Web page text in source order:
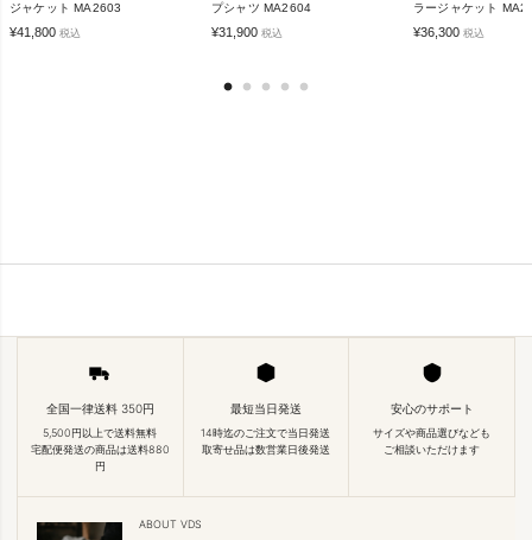
ジャケット MA2603
¥41,800 税込
プシャツ MA2604
¥31,900 税込
ラージャケット
¥36,300 税込
全国一律送料 350円
5,500円以上で送料無料
宅配便発送の商品は送料880
円
最短当日発送
14時迄のご注文で当日発送
取寄せ品は数営業日後発送
安心のサポート
サイズや商品選びなども
ご相談いただけます
ABOUT VDS